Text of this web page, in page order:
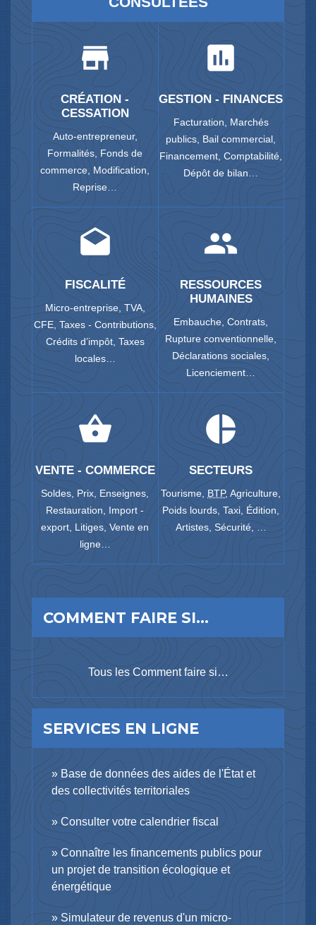
store
CRÉATION -
CESSATION
Auto-entrepreneur,
Formalités, Fonds de
commerce,Modification,
Reprise…
assessment
GESTION - FINANCES
Facturation, Marchés
publics, Bail commercial,
Financement,Comptabilité,
Dépôt de bilan…
drafts
FISCALITÉ
Micro-entreprise, TVA,
CFE,Taxes - Contributions,
Crédits d’impôt, Taxes
locales…
people
RESSOURCES
HUMAINES
Embauche,Contrats,
Rupture conventionnelle,
Déclarations sociales,
Licenciement…
shopping_basket
VENTE - COMMERCE
Soldes,Prix, Enseignes,
Restauration, Import -
export, Litiges,Vente en
ligne…
pie_chart
SECTEURS
Tourisme, BTP,Agriculture,
Poids lourds,Taxi,Édition,
Artistes, Sécurité, …
COMMENT FAIRE SI…
Tous les Comment faire si…
SERVICES EN LIGNE
Base de données des aides de l'État et
des collectivités territoriales
Consulter votre calendrier fiscal
Connaître les financements publics pour
un projet de transition écologique et
énergétique
Simulateur de revenus d'un micro-